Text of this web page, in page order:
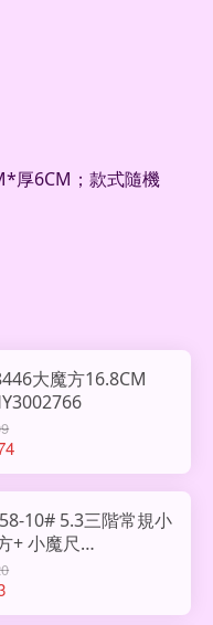
厚6CM；款式隨機
大魔方16.8CM
10# 5.3三階常規小
+ 小魔尺